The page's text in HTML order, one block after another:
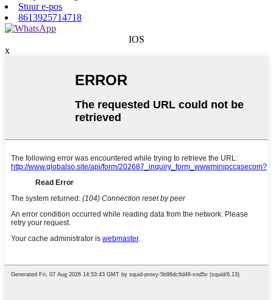
Stuur e-pos
8613925714718
IOS
x